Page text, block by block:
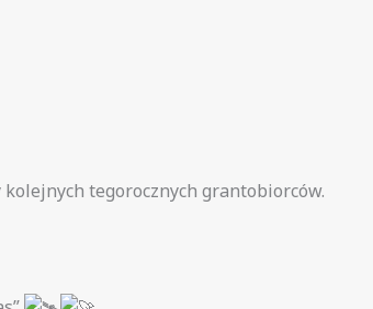
kolejnych tegorocznych grantobiorców.